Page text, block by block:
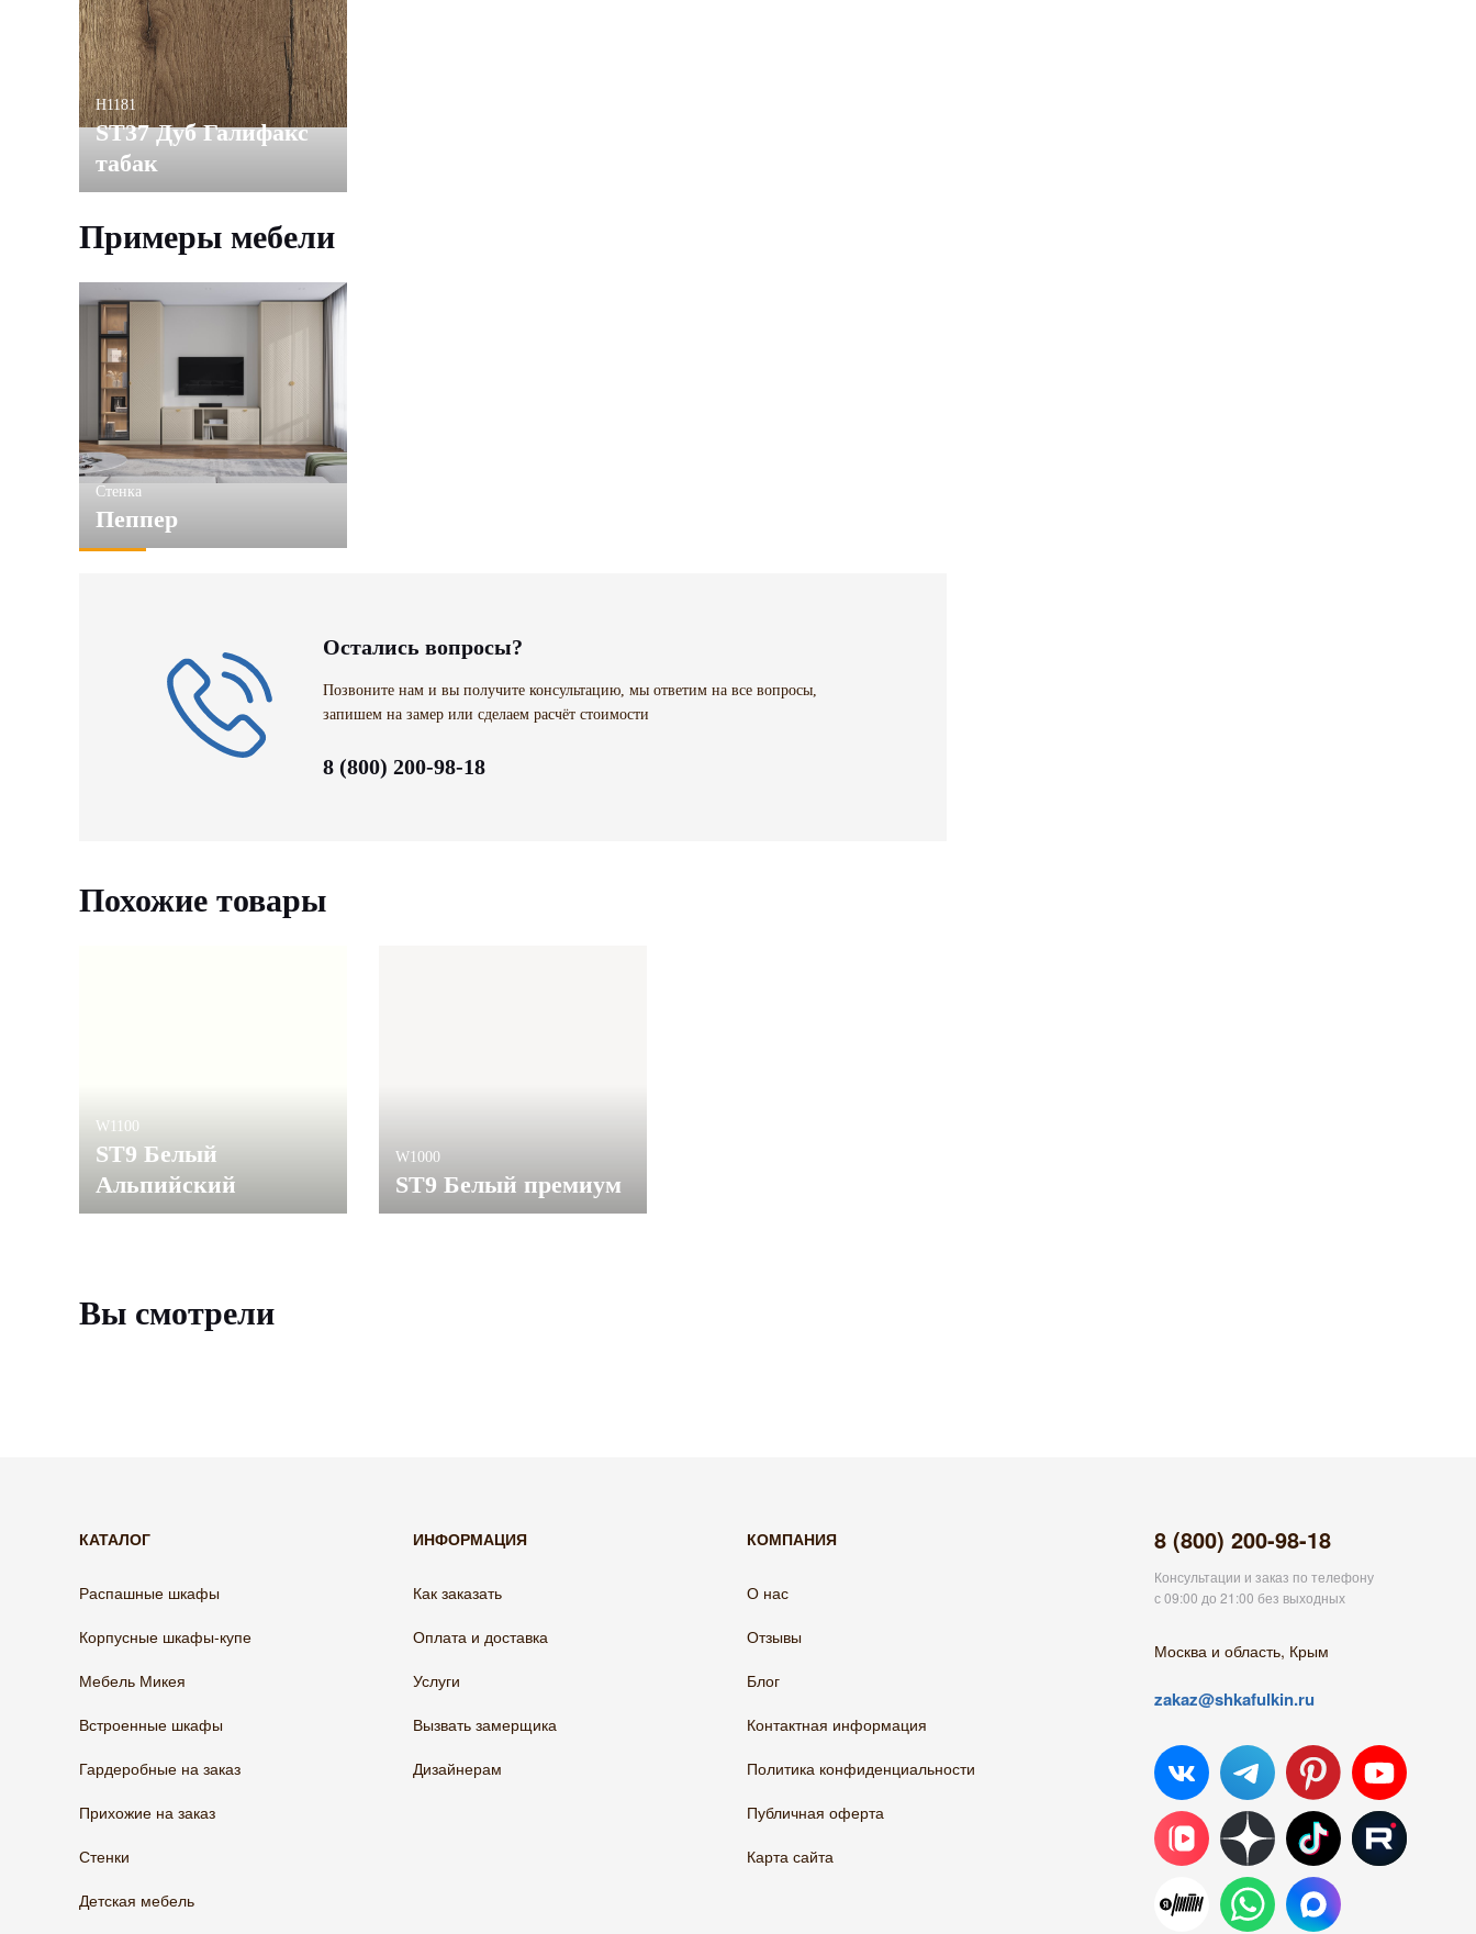
H1181
ST37 Дуб Галифакс
табак
Примеры мебели
Стенка
Пеппер
Остались вопросы?
Позвоните нам и вы получите консультацию, мы ответим на все вопросы,
запишем на замер или сделаем расчёт стоимости
8 (800) 200-98-18
Похожие товары
W1100
ST9 Белый
Альпийский
W1000
ST9 Белый премиум
Вы смотрели
КАТАЛОГ
Распашные шкафы
Корпусные шкафы-купе
Мебель Микея
Встроенные шкафы
Гардеробные на заказ
Прихожие на заказ
Стенки
Детская мебель
ИНФОРМАЦИЯ
Как заказать
Оплата и доставка
Услуги
Вызвать замерщика
Дизайнерам
КОМПАНИЯ
О нас
Отзывы
Блог
Контактная информация
Политика конфиденциальности
Публичная оферта
Карта сайта
8 (800) 200-98-18
Консультации и заказ по телефону
с 09:00 до 21:00 без выходных
Москва и область, Крым
zakaz@shkafulkin.ru